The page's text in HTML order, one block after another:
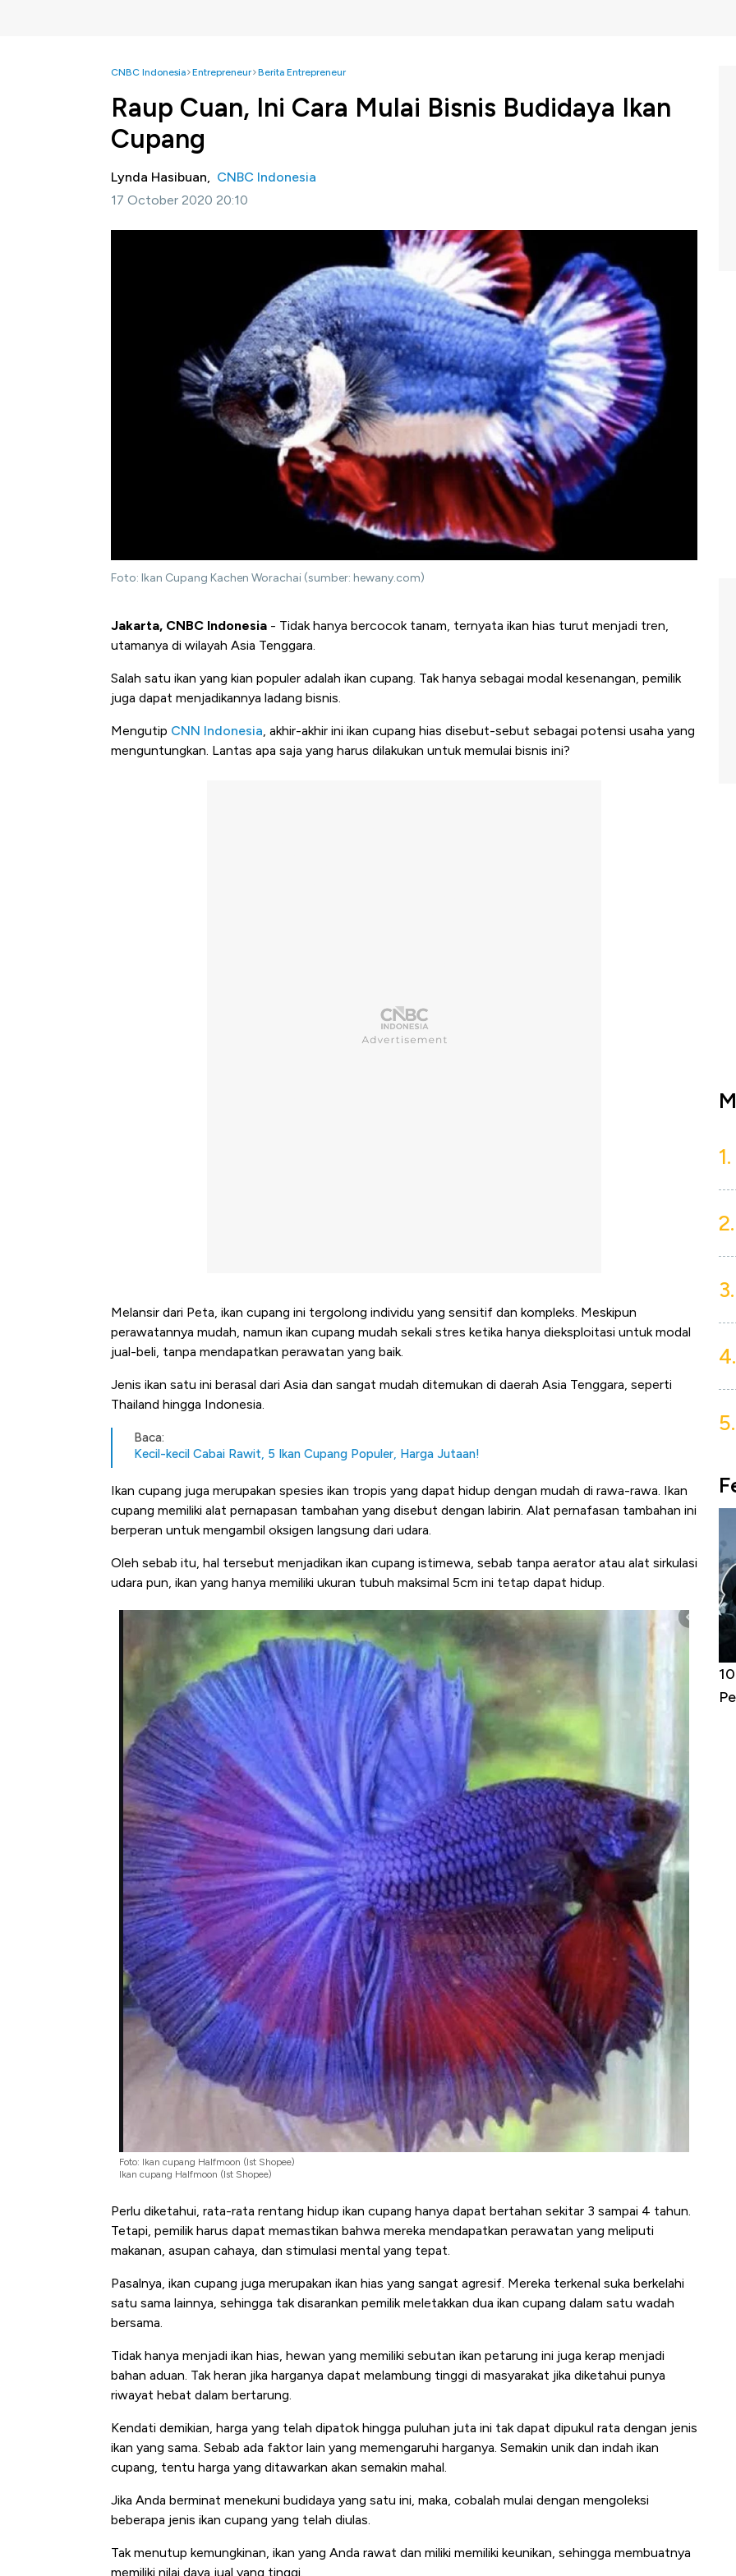
CNBC Indonesia Entrepreneur Berita Entrepreneur
Raup Cuan, Ini Cara Mulai Bisnis Budidaya Ikan
Cupang
Lynda Hasibuan, CNBC Indonesia
17 October 2020 20:10
Foto: Ikan Cupang Kachen Worachai (sumber: hewany.com)
Jakarta, CNBC Indonesia - Tidak hanya bercocok tanam, ternyata ikan hias turut menjadi tren,
utamanya di wilayah Asia Tenggara.
Salah satu ikan yang kian populer adalah ikan cupang. Tak hanya sebagai modal kesenangan, pemilik
juga dapat menjadikannya ladang bisnis.
Mengutip CNN Indonesia, akhir-akhir ini ikan cupang hias disebut-sebut sebagai potensi usaha yang
menguntungkan. Lantas apa saja yang harus dilakukan untuk memulai bisnis ini?
Melansir dari Peta, ikan cupang ini tergolong individu yang sensitif dan kompleks. Meskipun
perawatannya mudah, namun ikan cupang mudah sekali stres ketika hanya dieksploitasi untuk modal
jual-beli, tanpa mendapatkan perawatan yang baik.
Jenis ikan satu ini berasal dari Asia dan sangat mudah ditemukan di daerah Asia Tenggara, seperti
Thailand hingga Indonesia.
Baca:
Kecil-kecil Cabai Rawit, 5 Ikan Cupang Populer, Harga Jutaan!
Ikan cupang juga merupakan spesies ikan tropis yang dapat hidup dengan mudah di rawa-rawa. Ikan
cupang memiliki alat pernapasan tambahan yang disebut dengan labirin. Alat pernafasan tambahan ini
berperan untuk mengambil oksigen langsung dari udara.
Oleh sebab itu, hal tersebut menjadikan ikan cupang istimewa, sebab tanpa aerator atau alat sirkulasi
udara pun, ikan yang hanya memiliki ukuran tubuh maksimal 5cm ini tetap dapat hidup.
Foto: Ikan cupang Halfmoon (Ist Shopee)
Ikan cupang Halfmoon (Ist Shopee)
Perlu diketahui, rata-rata rentang hidup ikan cupang hanya dapat bertahan sekitar 3 sampai 4 tahun.
Tetapi, pemilik harus dapat memastikan bahwa mereka mendapatkan perawatan yang meliputi
makanan, asupan cahaya, dan stimulasi mental yang tepat.
Pasalnya, ikan cupang juga merupakan ikan hias yang sangat agresif. Mereka terkenal suka berkelahi
satu sama lainnya, sehingga tak disarankan pemilik meletakkan dua ikan cupang dalam satu wadah
bersama.
Tidak hanya menjadi ikan hias, hewan yang memiliki sebutan ikan petarung ini juga kerap menjadi
bahan aduan. Tak heran jika harganya dapat melambung tinggi di masyarakat jika diketahui punya
riwayat hebat dalam bertarung.
Kendati demikian, harga yang telah dipatok hingga puluhan juta ini tak dapat dipukul rata dengan jenis
ikan yang sama. Sebab ada faktor lain yang memengaruhi harganya. Semakin unik dan indah ikan
cupang, tentu harga yang ditawarkan akan semakin mahal.
Jika Anda berminat menekuni budidaya yang satu ini, maka, cobalah mulai dengan mengoleksi
beberapa jenis ikan cupang yang telah diulas.
Tak menutup kemungkinan, ikan yang Anda rawat dan miliki memiliki keunikan, sehingga membuatnya
memiliki nilai daya jual yang tinggi.
1.
2.
3.
4.
5.
Kongo Tutup Keran Ekspor, Harga
Tembaga Terbang ke Zona Berbahaya
Adu Panas Kinerja Emiten Minyak RI,
Mana yang Cuannya Paling Menyala?